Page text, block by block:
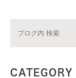
CATEGORY